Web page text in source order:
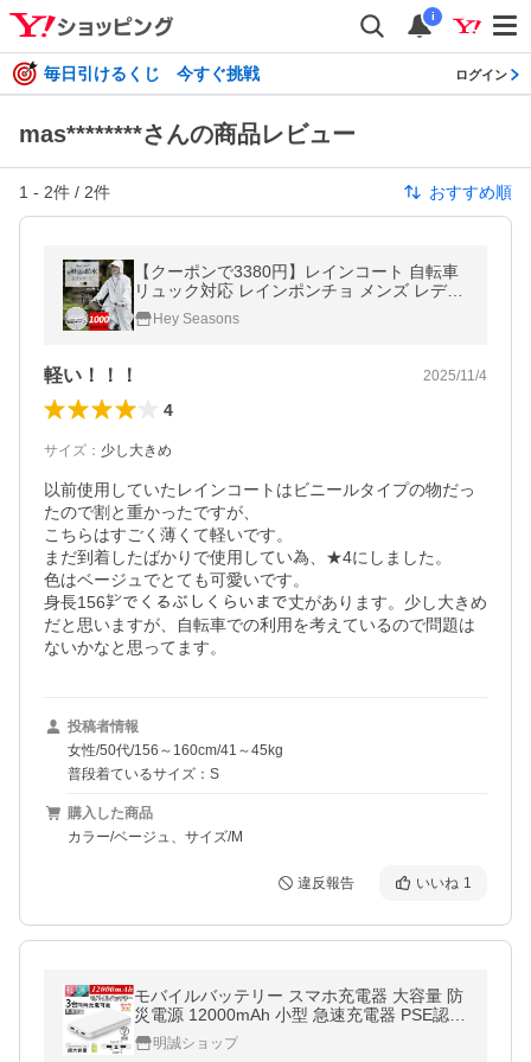
i
毎日引けるくじ 今すぐ挑戦 ログイン
mas********さんの商品レビュー
1 - 2件 / 2件 おすすめ順
【クーポンで3380円】レインコート 自転車
リュック対応 レインポンチョ メンズ レディ
ース 軽量 フード付き 防水 透湿 おしゃれ ハ
イポンチョ 男女兼用 爆買
Hey Seasons
軽い！！！ 2025/11/4
4
サイズ ： 少し大きめ
以前使用していたレインコートはビニールタイプの物だっ
たので割と重かったですが、
こちらはすごく薄くて軽いです。
まだ到着したばかりで使用してい為、★4にしました。
色はベージュでとても可愛いです。
身長156㌢でくるぶしくらいまで丈があります。少し大きめ
だと思いますが、自転車での利用を考えているので問題は
ないかなと思ってます。
投稿者情報
女性/50代/156～160cm/41～45kg
普段着ているサイズ：S
購入した商品
カラー/ベージュ、サイズ/M
違反報告 いいね 1
モバイルバッテリー スマホ充電器 大容量 防
災電源 12000mAh 小型 急速充電器 PSE認証
済 3台同時充電 iPhone/iPad/Android対応【P
L保険加入済み製品・安心】
明誠ショップ